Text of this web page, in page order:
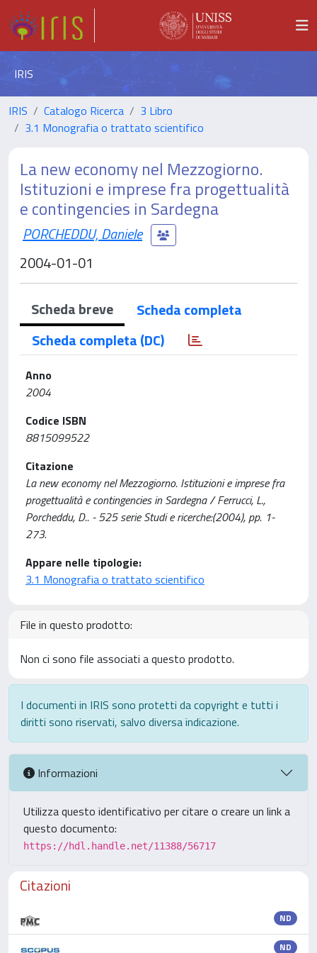
IRIS
IRIS Catalogo Ricerca
3 Libro
3.1 Monografia o trattato scientifico
La new economy nel Mezzogiorno.
Istituzioni e imprese fra progettualità
e contingencies in Sardegna
PORCHEDDU, Daniele
2004-01-01
Scheda breve
Scheda completa
Scheda completa (DC)
Anno
2004
Codice ISBN
8815099522
Citazione
La new economy nel Mezzogiorno. Istituzioni e imprese fra
progettualità e contingencies in Sardegna / Ferrucci, L.,
Porcheddu, D.. - 525 serie Studi e ricerche:(2004), pp. 1-
273.
Appare nelle tipologie:
3.1 Monografia o trattato scientifico
File in questo prodotto:
Non ci sono file associati a questo prodotto.
I documenti in IRIS sono protetti da copyright e tutti i
diritti sono riservati, salvo diversa indicazione.
Informazioni
Utilizza questo identificativo per citare o creare un link a
questo documento:
https://hdl.handle.net/11388/56717
Citazioni
ND
ND